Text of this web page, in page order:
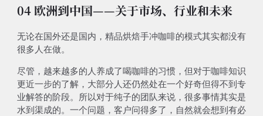
04 欧洲到中国——关于市场、行业和未来
无论在国外还是国内，精品烘焙手冲咖啡的模式其实都没有
很多人在做。
尽管，越来越多的人养成了喝咖啡的习惯，但对于咖啡知识
更近一步的了解，大部分人还仍然处在一个好奇但得不到专
业解答的阶段。所以对于纯子的团队来说，很多事情其实是
水到渠成的。一个问题，客户问得多了，自然就会想到有必